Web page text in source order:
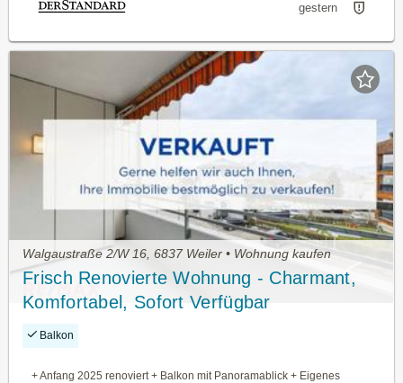
gestern
Walgaustraße 2/W 16, 6837 Weiler • Wohnung kaufen
Frisch Renovierte Wohnung - Charmant,
Komfortabel, Sofort Verfügbar
Balkon
+ Anfang 2025 renoviert + Balkon mit Panoramablick + Eigenes